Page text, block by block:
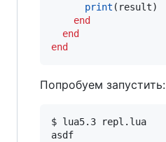
print ( result)
end
end
end
Попробуем запустить:
$ lua5.3 repl.lua
asdf